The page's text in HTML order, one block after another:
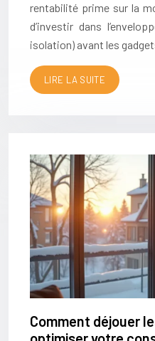
rentabilité prime sur la
d’investir dans
isolation) avant les
LIRE LA SUITE
Comment déjouer